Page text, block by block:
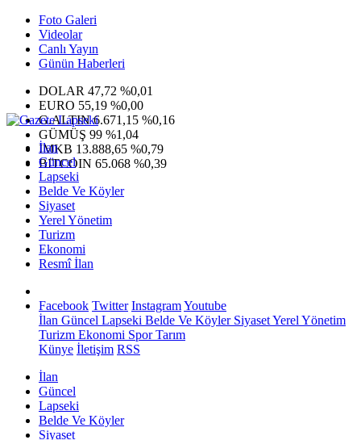
Foto Galeri
Videolar
Canlı Yayın
Günün Haberleri
DOLAR 47,72 %0,01
EURO 55,19 %0,00
G.ALTIN6.671,15 %0,16
GÜMÜŞ 99 %1,04
IMKB 13.888,65 %0,79
BITCOIN 65.068 %0,39
İlan
Güncel
Lapseki
Belde Ve Köyler
Siyaset
Yerel Yönetim
Turizm
Ekonomi
Resmî İlan
Facebook Twitter InstagramYoutube
İlan Güncel Lapseki Belde Ve KöylerSiyasetYerel Yönetim
Turizm Ekonomi SporTarım
Künye İletişim RSS
İlan
Güncel
Lapseki
Belde Ve Köyler
Siyaset